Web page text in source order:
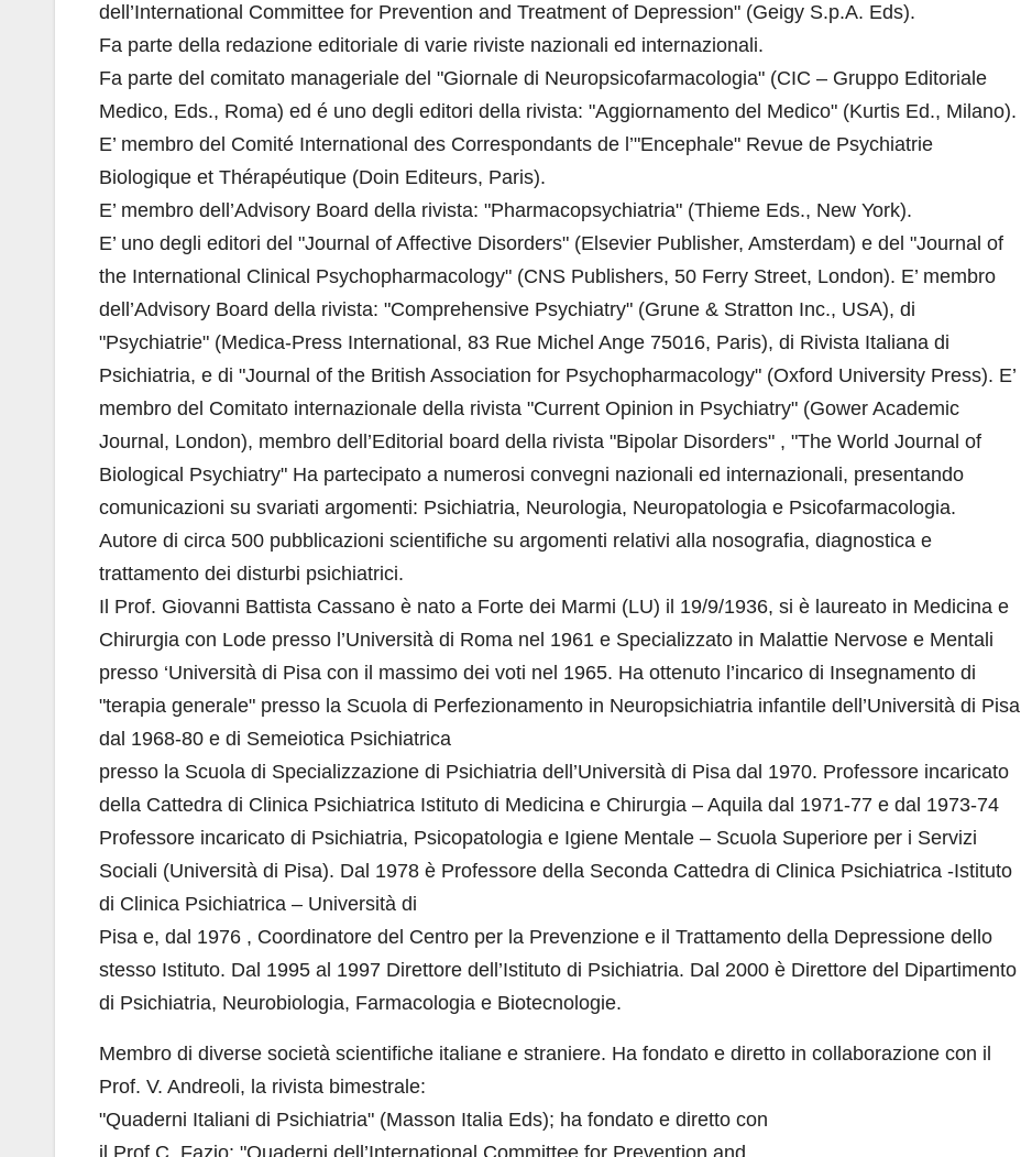
dell’International Committee for Prevention and Treatment of Depression" (Geigy S.p.A. Eds).
Fa parte della redazione editoriale di varie riviste nazionali ed internazionali.
Fa parte del comitato manageriale del "Giornale di Neuropsicofarmacologia" (CIC – Gruppo Editoriale
Medico, Eds., Roma) ed é uno degli editori della rivista: "Aggiornamento del Medico" (Kurtis Ed., Milano).
E’ membro del Comité International des Correspondants de l’"Encephale" Revue de Psychiatrie
Biologique et Thérapéutique (Doin Editeurs, Paris).
E’ membro dell’Advisory Board della rivista: "Pharmacopsychiatria" (Thieme Eds., New York).
E’ uno degli editori del "Journal of Affective Disorders" (Elsevier Publisher, Amsterdam) e del "Journal of
the International Clinical Psychopharmacology" (CNS Publishers, 50 Ferry Street, London). E’ membro
dell’Advisory Board della rivista: "Comprehensive Psychiatry" (Grune & Stratton Inc., USA), di
"Psychiatrie" (Medica-Press International, 83 Rue Michel Ange 75016, Paris), di Rivista Italiana di
Psichiatria, e di "Journal of the British Association for Psychopharmacology" (Oxford University Press). E’
membro del Comitato internazionale della rivista "Current Opinion in Psychiatry" (Gower Academic
Journal, London), membro dell’Editorial board della rivista "Bipolar Disorders" , "The World Journal of
Biological Psychiatry" Ha partecipato a numerosi convegni nazionali ed internazionali, presentando
comunicazioni su svariati argomenti: Psichiatria, Neurologia, Neuropatologia e Psicofarmacologia.
Autore di circa 500 pubblicazioni scientifiche su argomenti relativi alla nosografia, diagnostica e
trattamento dei disturbi psichiatrici.
Il Prof. Giovanni Battista Cassano è nato a Forte dei Marmi (LU) il 19/9/1936, si è laureato in Medicina e
Chirurgia con Lode presso l’Università di Roma nel 1961 e Specializzato in Malattie Nervose e Mentali
presso ‘Università di Pisa con il massimo dei voti nel 1965. Ha ottenuto l’incarico di Insegnamento di
"terapia generale" presso la Scuola di Perfezionamento in Neuropsichiatria infantile dell’Università di Pisa
dal 1968-80 e di Semeiotica Psichiatrica
presso la Scuola di Specializzazione di Psichiatria dell’Università di Pisa dal 1970. Professore incaricato
della Cattedra di Clinica Psichiatrica Istituto di Medicina e Chirurgia – Aquila dal 1971-77 e dal 1973-74
Professore incaricato di Psichiatria, Psicopatologia e Igiene Mentale – Scuola Superiore per i Servizi
Sociali (Università di Pisa). Dal 1978 è Professore della Seconda Cattedra di Clinica Psichiatrica -Istituto
di Clinica Psichiatrica – Università di
Pisa e, dal 1976 , Coordinatore del Centro per la Prevenzione e il Trattamento della Depressione dello
stesso Istituto. Dal 1995 al 1997 Direttore dell’Istituto di Psichiatria. Dal 2000 è Direttore del Dipartimento
di Psichiatria, Neurobiologia, Farmacologia e Biotecnologie.
Membro di diverse società scientifiche italiane e straniere. Ha fondato e diretto in collaborazione con il
Prof. V. Andreoli, la rivista bimestrale:
"Quaderni Italiani di Psichiatria" (Masson Italia Eds); ha fondato e diretto con